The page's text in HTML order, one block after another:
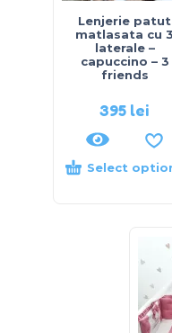
Lenjerie patut
matlasata cu 3
laterale –
capuccino – 3
friends
395 lei
Select